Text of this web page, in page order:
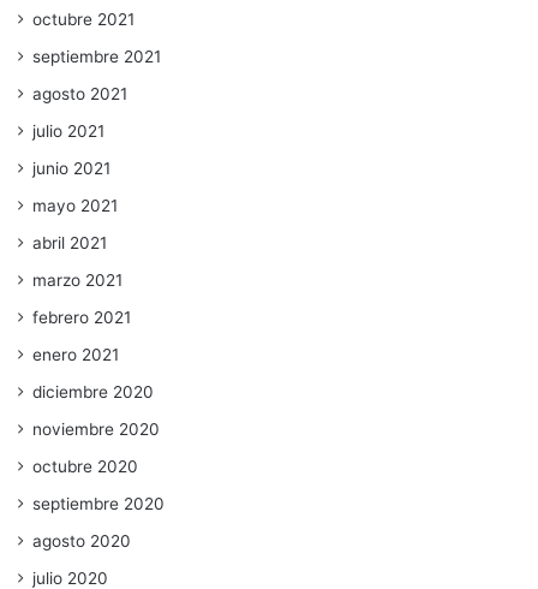
octubre 2021
septiembre 2021
agosto 2021
julio 2021
junio 2021
mayo 2021
abril 2021
marzo 2021
febrero 2021
enero 2021
diciembre 2020
noviembre 2020
octubre 2020
septiembre 2020
agosto 2020
julio 2020